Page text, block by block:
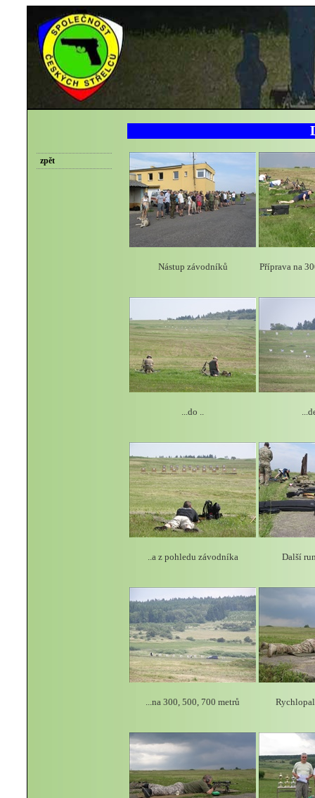
zpět
Nástup závodníků Příprava na
...do ..
..a z pohledu závodníka Další
...na 300, 500, 700 metrů